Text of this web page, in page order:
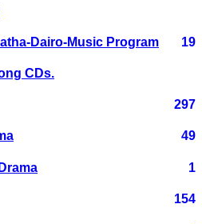
Dairo-Music Program 19
CDs.
297
49
1
154